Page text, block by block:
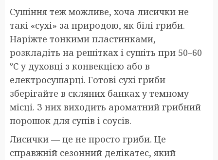
Сушіння теж можливе, хоча лисички не
такі «сухі» за природою, як білі гриби.
Наріжте тонкими пластинками,
розкладіть на решітках і сушіть при 50–60
°C у духовці з конвекцією або в
електросушарці. Готові сухі гриби
зберігайте в скляних банках у темному
місці. З них виходить ароматний грибний
порошок для супів і соусів.
Лисички — це не просто гриби. Це
справжній сезонний делікатес, який